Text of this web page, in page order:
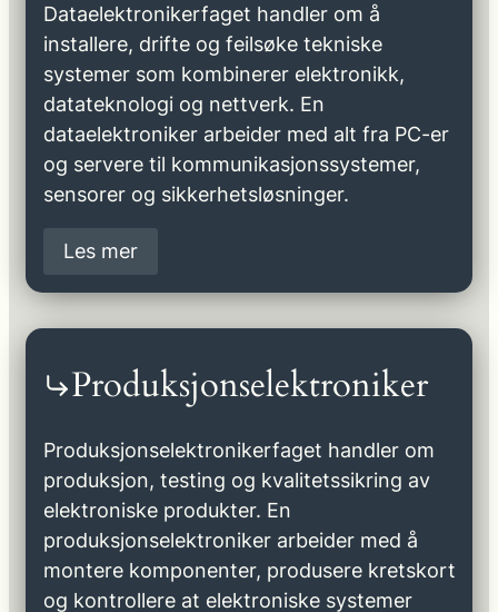
Dataelektronikerfaget handler om å
installere, drifte og feilsøke tekniske
systemer som kombinerer elektronikk,
datateknologi og nettverk. En
dataelektroniker arbeider med alt fra PC-er
og servere til kommunikasjonssystemer,
sensorer og sikkerhetsløsninger.
Les mer
Produksjonselektroniker
Produksjonselektronikerfaget handler om
produksjon, testing og kvalitetssikring av
elektroniske produkter. En
produksjonselektroniker arbeider med å
montere komponenter, produsere kretskort
og kontrollere at elektroniske systemer